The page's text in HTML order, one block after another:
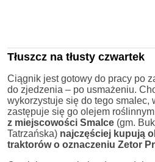
Tłuszcz na tłusty czwartek
Ciągnik jest gotowy do pracy po
do zjedzenia – po usmażeniu.
wykorzystuje się do tego smalec,
zastępuje się go olejem
z miejscowości Smalce (gm.
Tatrzańska) najczęściej kupują
traktorów o oznaczeniu Zetor